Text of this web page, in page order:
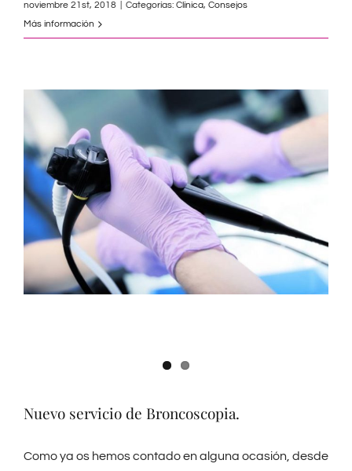
noviembre 21st, 2018 Categorías: Clínica, Consejos
Más información
Nuevo servicio de Broncoscopia.
Como ya os hemos contado en alguna ocasión, desde